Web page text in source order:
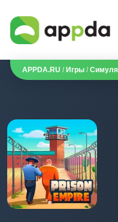
APPDA.RU / Игры /